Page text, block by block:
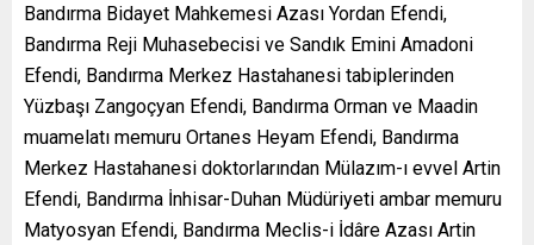
Bandırma Bidayet Mahkemesi Azası Yordan Efendi,
Bandırma Reji Muhasebecisi ve Sandık Emini Amadoni
Efendi, Bandırma Merkez Hastahanesi tabiplerinden
Yüzbaşı Zangoçyan Efendi, Bandırma Orman ve Maadin
muamelatı memuru Ortanes Heyam Efendi, Bandırma
Merkez Hastahanesi doktorlarından Mülazım-ı evvel Artin
Efendi, Bandırma İnhisar-Duhan Müdüriyeti ambar memuru
Matyosyan Efendi, Bandırma Meclis-i İdâre Azası Artin